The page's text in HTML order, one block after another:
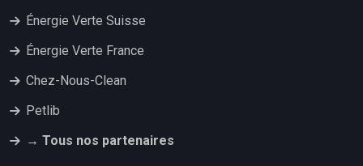
Énergie Verte Suisse
Énergie Verte France
Chez-Nous-Clean
Petlib
→ Tous nos partenaires